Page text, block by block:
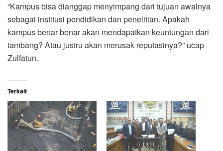
“Kampus bisa dianggap menyimpang dari tujuan awalnya
sebagai institusi pendidikan dan penelitian. Apakah
kampus benar-benar akan mendapatkan keuntungan dari
tambang? Atau justru akan merusak reputasinya?” ucap
Zulfatun.
Terkait